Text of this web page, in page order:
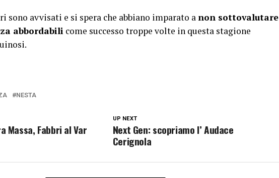
sono avvisati e si spera che abbiano imparato anon sottovalutare
abbordabili come successo troppe volte in questa stagione
NESTA
UP NEXT
Next Gen: scopriamo l’ Audace
Cerignola
Massa, Fabbri al Var